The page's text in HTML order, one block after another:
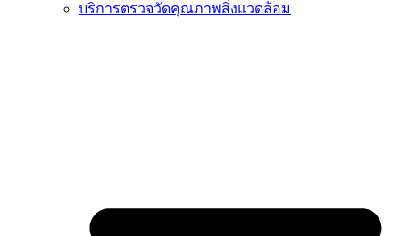
บริการตรวจวัดคุณภาพสิ่งแวดล้อม